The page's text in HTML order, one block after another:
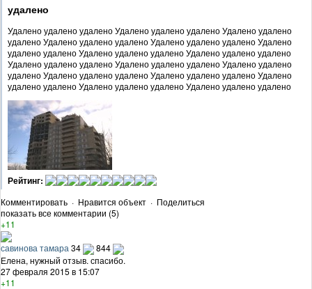
удалено
Удалено удалено удалено Удалено удалено удалено Удалено удалено
удалено Удалено удалено удалено Удалено удалено удалено Удалено
удалено удалено Удалено удалено удалено Удалено удалено удалено
Удалено удалено удалено Удалено удалено удалено Удалено удалено
удалено Удалено удалено удалено Удалено удалено удалено Удалено
удалено удалено Удалено удалено удалено Удалено удалено удалено
Рейтинг:
Комментировать · Нравится объект · Поделиться
показать все комментарии (5)
+11
савинова тамара 34
844
Елена, нужный отзыв. спасибо.
27 февраля 2015 в 15:07
+11